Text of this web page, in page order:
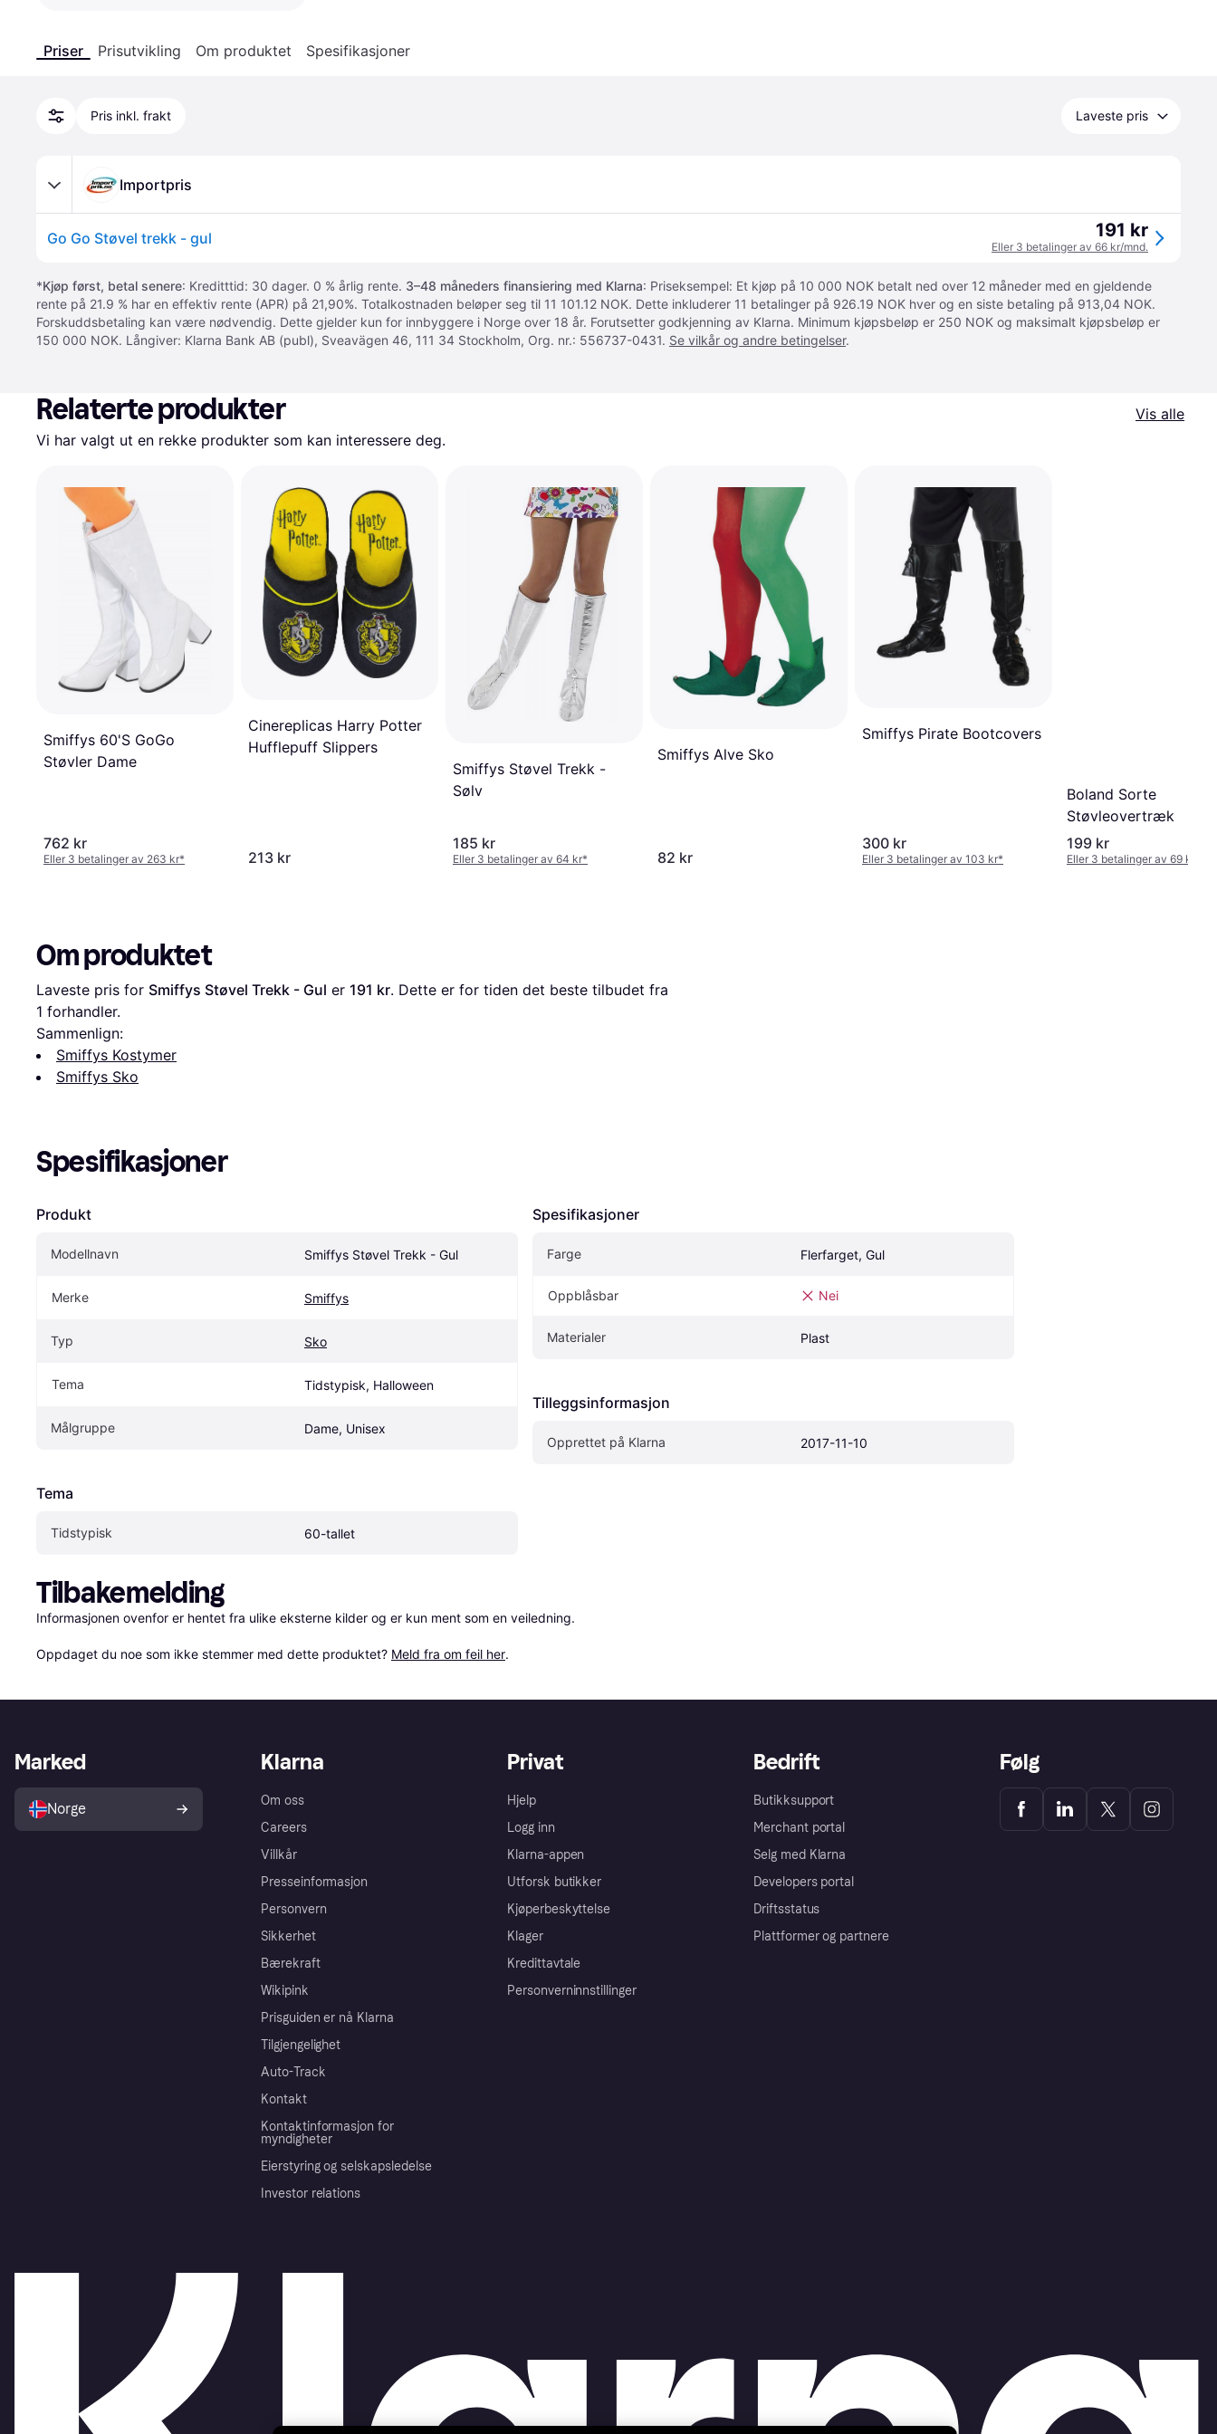
Priser Prisutvikling Om produktet Spesifikasjoner
Pris inkl. frakt Laveste pris
Importpris
Go Go Støvel trekk - gul 191 kr
Eller 3 betalinger av 66 kr/mnd.
*Kjøp først, betal senere: Kreditttid: 30 dager. 0 % årlig rente. 3–48 måneders finansiering med Klarna: Priseksempel: Et kjøp på 10 000 NOK betalt ned over 12 måneder med en gjeldende
rente på 21.9 % har en effektiv rente (APR) på 21,90%. Totalkostnaden beløper seg til 11 101.12 NOK. Dette inkluderer 11 betalinger på 926.19 NOK hver og en siste betaling på 913,04 NOK.
Forskuddsbetaling kan være nødvendig. Dette gjelder kun for innbyggere i Norge over 18 år. Forutsetter godkjenning av Klarna. Minimum kjøpsbeløp er 250 NOK og maksimalt kjøpsbeløp er
150 000 NOK. Långiver: Klarna Bank AB (publ), Sveavägen 46, 111 34 Stockholm, Org. nr.: 556737-0431. Se vilkår og andre betingelser.
Relaterte produkter
Vis alle
Vi har valgt ut en rekke produkter som kan interessere deg.
Smiffys 60'S GoGo
Støvler Dame
762 kr
Eller 3 betalinger av 263 kr*
Cinereplicas Harry Potter
Hufflepuff Slippers
213 kr
Smiffys Støvel Trekk -
Sølv
185 kr
Eller 3 betalinger av 64 kr*
Smiffys Alve Sko
82 kr
Smiffys Pirate Bootcovers
300 kr
Eller 3 betalinger av 103 kr*
Boland Sorte
Støvleovertræk
199 kr
Eller 3 betalinger av 69 kr
Om produktet
Laveste pris for Smiffys Støvel Trekk - Gul er 191 kr. Dette er for tiden det beste tilbudet fra
1 forhandler.
Sammenlign:
Smiffys Kostymer
Smiffys Sko
Spesifikasjoner
Produkt
Modellnavn Smiffys Støvel Trekk - Gul
Merke Smiffys
Typ Sko
Tema Tidstypisk, Halloween
Målgruppe Dame, Unisex
Tema
Tidstypisk 60-tallet
Spesifikasjoner
Farge Flerfarget, Gul
Oppblåsbar Nei
Materialer Plast
Tilleggsinformasjon
Opprettet på Klarna 2017-11-10
Tilbakemelding
Informasjonen ovenfor er hentet fra ulike eksterne kilder og er kun ment som en veiledning.
Oppdaget du noe som ikke stemmer med dette produktet? Meld fra om feil her.
Klarna
Om oss
Careers
Villkår
Presseinformasjon
Personvern
Sikkerhet
Bærekraft
Wikipink
Prisguiden er nå Klarna
Tilgjengelighet
Auto-Track
Kontakt
Kontaktinformasjon for
myndigheter
Eierstyring og selskapsledelse
Investor relations
Privat
Hjelp
Logg inn
Klarna-appen
Utforsk butikker
Kjøperbeskyttelse
Klager
Kredittavtale
Personverninnstillinger
Bedrift
Butikksupport
Merchant portal
Selg med Klarna
Developers portal
Driftsstatus
Plattformer og partnere
Marked
Norge
Følg